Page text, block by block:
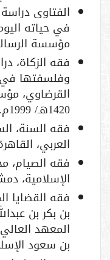
الفتاوى
في حياته
مؤسسة الرسالة،
فقه الزكاة،
وفلسفتها
1420هـ/ 1999م.
فقه السنة،
العربي، القاهرة، ط1،
فقه الصيام،
الإسلامية، دمشق، ط1:
فقه القضايا
بن بكر بن
المعهد
بن سعود